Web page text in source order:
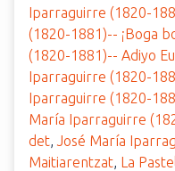
Iparraguirre (1820-
(1820-1881)-- ¡Boga
(1820-1881)-- Adiyo
Iparraguirre (1820-
Iparraguirre (1820-
María Iparraguirre
det, José María
Maitiarentzat, La